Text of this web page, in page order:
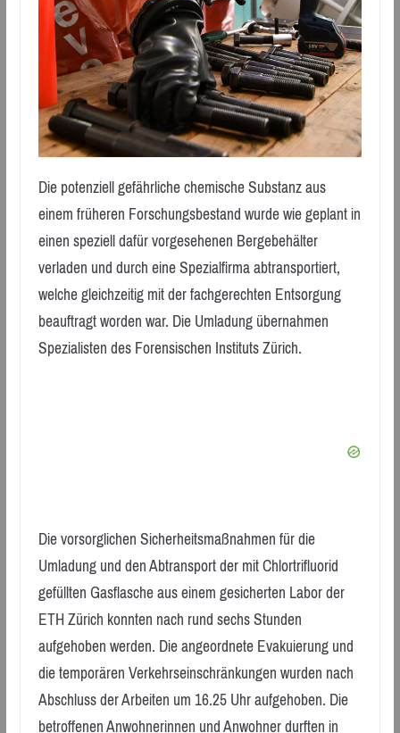
Die potenziell gefährliche chemische Substanz aus
einem früheren Forschungsbestand wurde wie geplant in
einen speziell dafür vorgesehenen Bergebehälter
verladen und durch eine Spezialfirma abtransportiert,
welche gleichzeitig mit der fachgerechten Entsorgung
beauftragt worden war. Die Umladung übernahmen
Spezialisten des Forensischen Instituts Zürich.
Die vorsorglichen Sicherheitsmaßnahmen für die
Umladung und den Abtransport der mit Chlortrifluorid
gefüllten Gasflasche aus einem gesicherten Labor der
ETH Zürich konnten nach rund sechs Stunden
aufgehoben werden. Die angeordnete Evakuierung und
die temporären Verkehrseinschränkungen wurden nach
Abschluss der Arbeiten um 16.25 Uhr aufgehoben. Die
betroffenen Anwohnerinnen und Anwohner durften in